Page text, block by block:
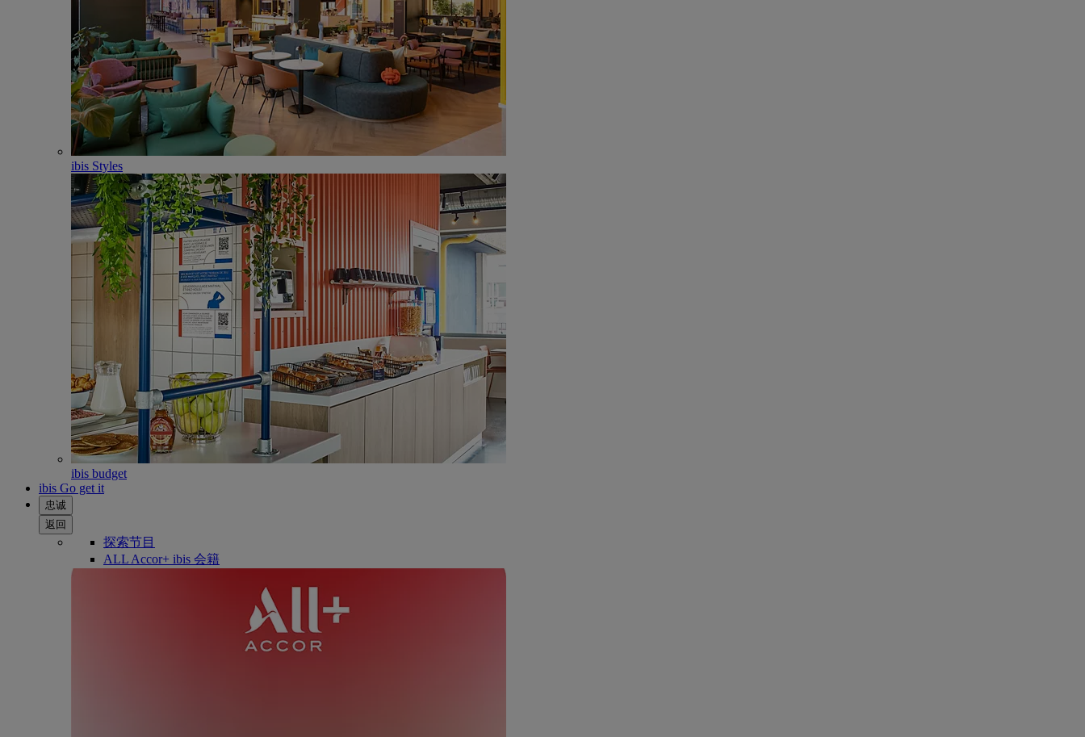
ibis Styles
ibis budget
ibis Go get it
忠诚
返回
探索节目
ALL Accor+ ibis 会籍